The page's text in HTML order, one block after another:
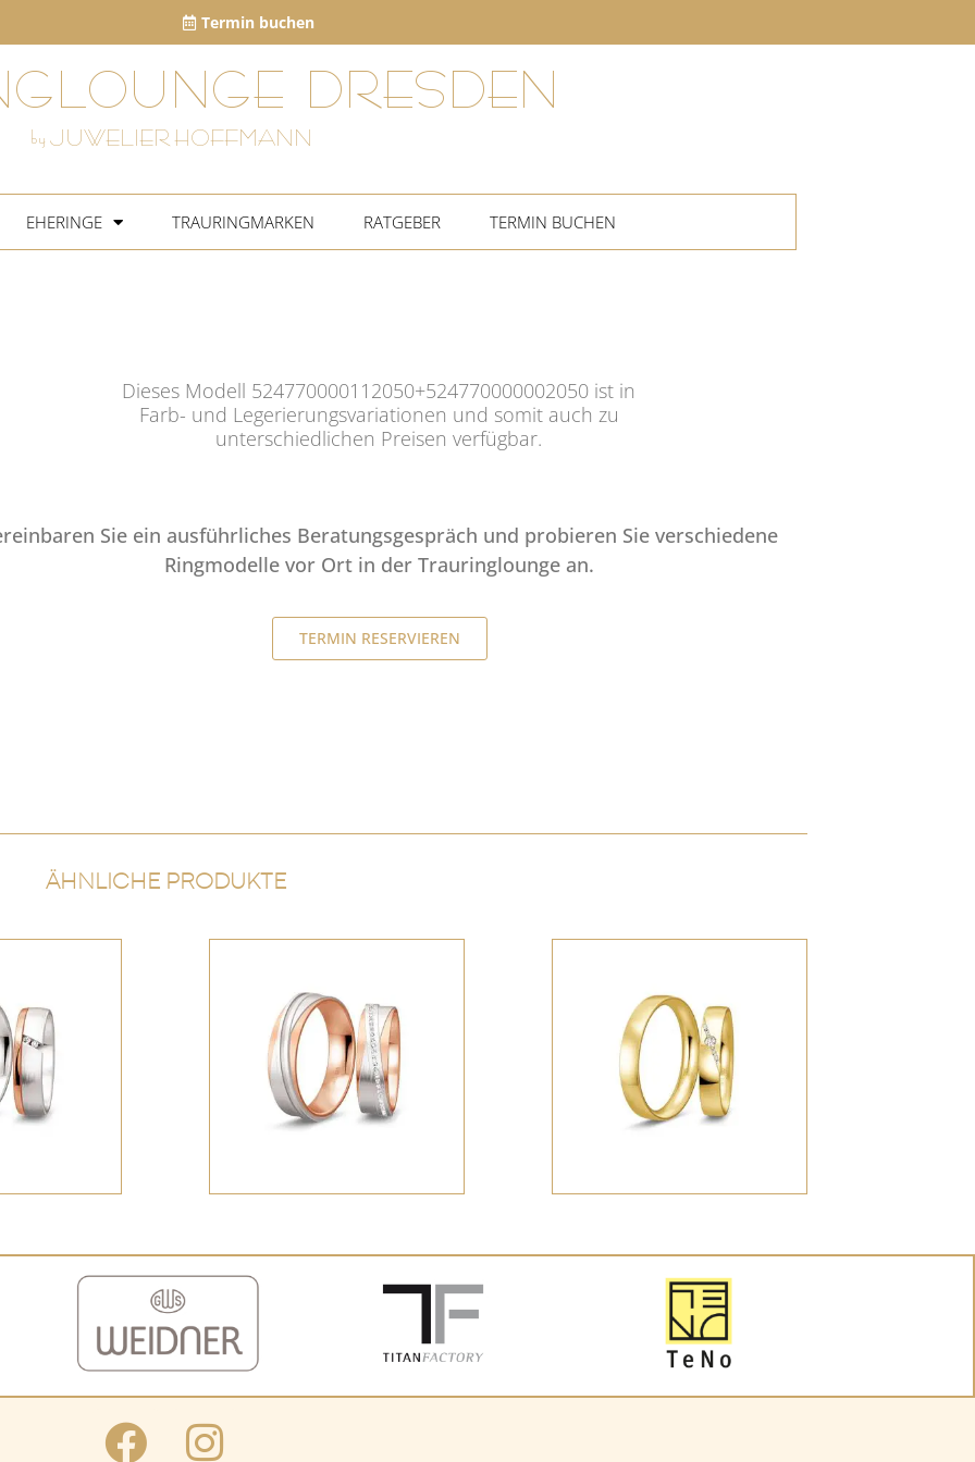
Termin buchen
DRESDEN
by JUWELIER HOFFMANN
EHERINGE TRAURINGMARKEN RATGEBER TERMIN BUCHEN
Dieses Modell 524770000112050+524770000002050 ist in
Farb- und Legerierungsvariationen und somit auch zu
unterschiedlichen Preisen verfügbar.
Sie ein ausführliches Beratungsgespräch und probieren Sie verschiedene
Ringmodelle vor Ort in der Trauringlounge an.
TERMIN RESERVIEREN
ÄHNLICHE PRODUKTE